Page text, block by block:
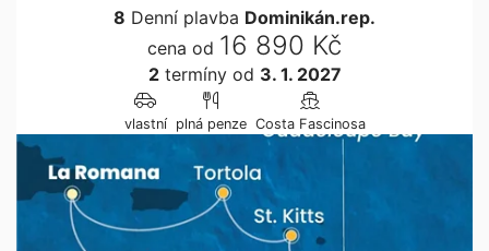
8 Denní plavba Dominikán.rep.
cena od 16 890 Kč
2termínyod 3. 1. 2027
vlastní plná penze Costa Fascinosa